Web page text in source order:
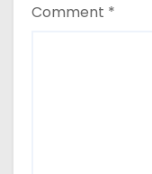
Comment *